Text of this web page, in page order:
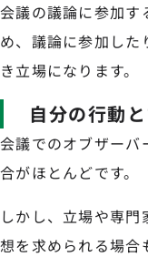
会議の議論に参加す
め、議論に参加した
き立場になります。
自分の行動
会議でのオブザーバ
合がほとんどです。
しかし、立場や専
想を求められる場合